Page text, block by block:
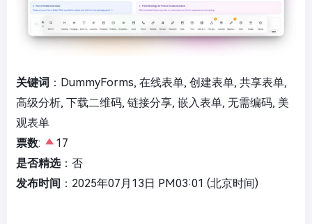
关键词 ：DummyForms, 在线表单, 创建表单, 共享表单,
高级分析, 下载二维码, 链接分享, 嵌入表单, 无需编码, 美
观表单
票数:
17
是否精选：否
发布时间 ：2025年07月13日 PM03:01 (北京时间)